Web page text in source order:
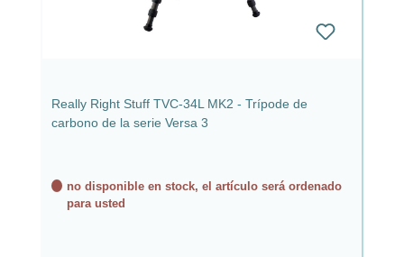
Really Right Stuff TVC-34L MK2 - Trípode de
carbono de la serie Versa 3
no disponible en stock, el artículo será ordenado
para usted